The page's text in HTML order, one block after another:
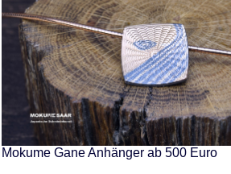
Mokume Gane Anhänger ab 500 Euro